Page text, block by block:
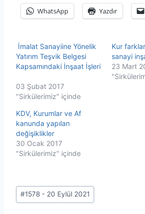
WhatsApp Yazdır
İmalat Sanayiine Yönelik
Yatırım Teşvik Belgesi
Kapsamındaki İnşaat İşleri
03 Şubat 2017
"Sirkülerimiz" içinde
Kur
sanayi
23 Mart
KDV, Kurumlar ve Af
kanunda yapılan
değişiklikler
30 Ocak 2017
"Sirkülerimiz" içinde
Post
Tags:
#1578 - 20 Eylül 2021